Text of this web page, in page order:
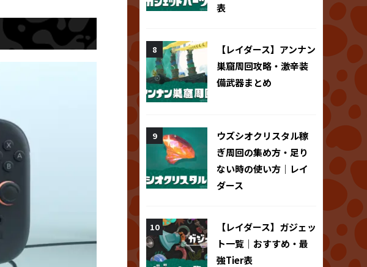
表
【レイダース】アンナン
巣窟周回攻略・激辛装
備武器まとめ
ウズシオクリスタル稼
ぎ周回の集め方・足り
ない時の使い方｜レイ
ダース
【レイダース】ガジェッ
ト一覧｜おすすめ・最
強Tier表